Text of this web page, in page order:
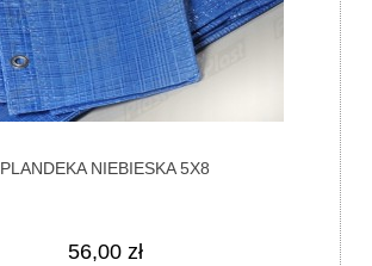
PLANDEKA NIEBIESKA 5X8
56,00 zł